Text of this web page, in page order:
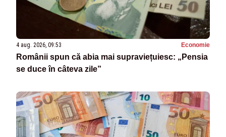
4 aug. 2026, 09:53 Economie
Românii spun că abia mai supraviețuiesc: „Pensia
se duce în câteva zile”